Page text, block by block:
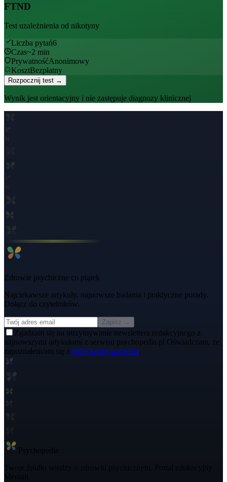
FTND
Test uzależnienia od nikotyny
Liczba pytań6
Czas~2 min
PrywatnośćAnonimowy
KosztBezpłatny
Rozpocznij test →
Wynik jest orientacyjny i nie zastępuje diagnozy klinicznej
Zdrowie psychiczne co piątek
Najciekawsze artykuły, najnowsze badania i praktyczne porady.
Dołącz do czytelników.
Zapisz →
Zgadzam się na otrzymywanie newslettera redakcyjnego z
najnowszymi artykułami z serwisu psychopedia.pl Oświadczam, że
zapoznałem/am się z polityką prywatności.
Psycho pedia